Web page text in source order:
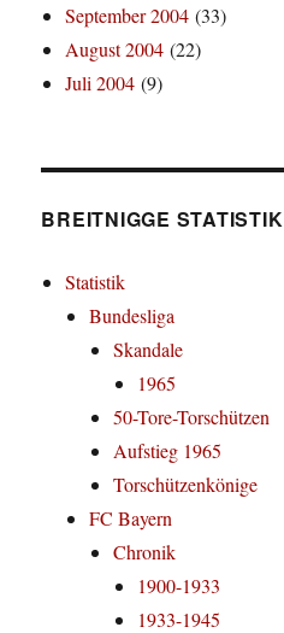
September 2004 (33)
August 2004 (22)
Juli 2004 (9)
BREITNIGGE STATISTIK
Statistik
Bundesliga
Skandale
1965
50-Tore-Torschützen
Aufstieg 1965
Torschützenkönige
FC Bayern
Chronik
1900-1933
1933-1945